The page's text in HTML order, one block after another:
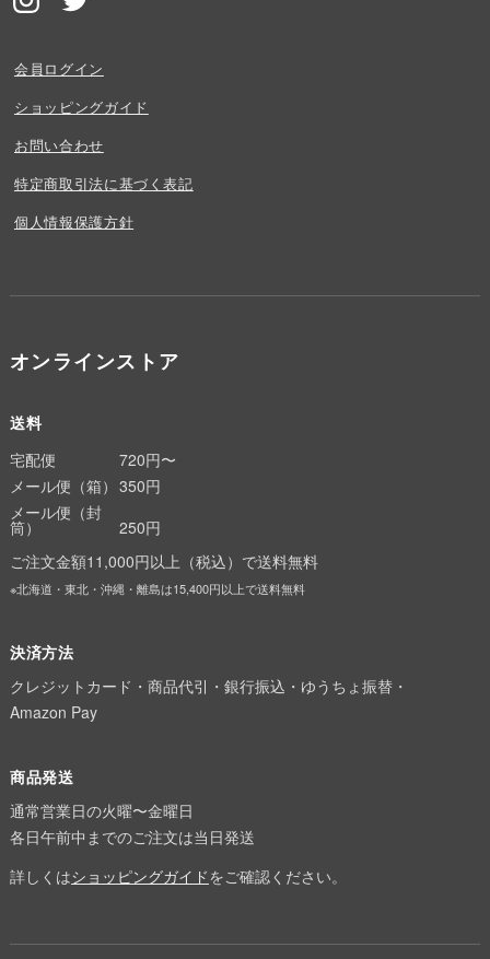
会員ログイン
ショッピングガイド
お問い合わせ
特定商取引法に基づく表記
個人情報保護方針
オンラインストア
送料
宅配便
720円〜
メール便（箱） 350円
メール便（封
筒）
250円
ご注文金額11,000円以上（税込）で送料無料
※北海道・東北・沖縄・離島は15,400円以上で送料無料
決済方法
クレジットカード・商品代引・銀行振込・ゆうちょ振替・
Amazon Pay
商品発送
通常営業日の火曜〜金曜日
各日午前中までのご注文は当日発送
詳しくはショッピングガイドをご確認ください。